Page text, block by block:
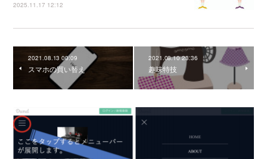
2025.11.17 12:12
2021.08.13 00:09
スマホの買い替え
2021.08.10 23:36
趣味特技